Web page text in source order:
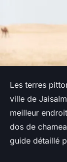
Les terres
ville de
meilleur
dos de
guide détaillé